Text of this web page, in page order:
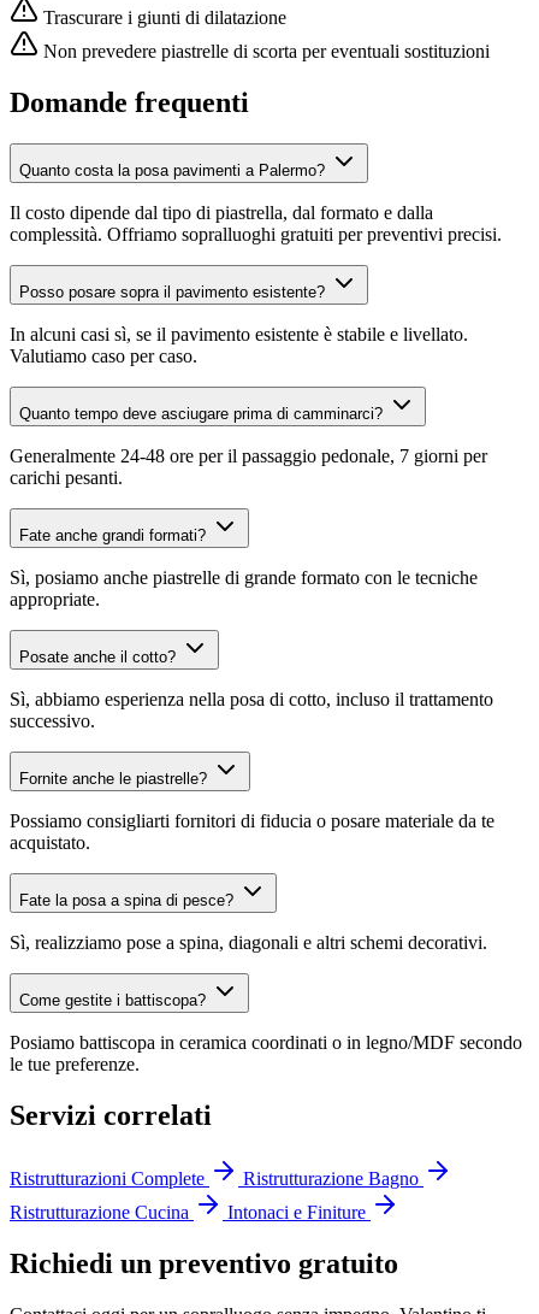
Trascurare i giunti di dilatazione
Non prevedere piastrelle di scorta per eventuali sostituzioni
Domande frequenti
Quanto costa la posa pavimenti a Palermo?
Il costo dipende dal tipo di piastrella, dal formato e dalla
complessità. Offriamo sopralluoghi gratuiti per preventivi precisi.
Posso posare sopra il pavimento esistente?
In alcuni casi sì, se il pavimento esistente è stabile e livellato.
Valutiamo caso per caso.
Quanto tempo deve asciugare prima di camminarci?
Generalmente 24-48 ore per il passaggio pedonale, 7 giorni per
carichi pesanti.
Fate anche grandi formati?
Sì, posiamo anche piastrelle di grande formato con le tecniche
appropriate.
Posate anche il cotto?
Sì, abbiamo esperienza nella posa di cotto, incluso il trattamento
successivo.
Fornite anche le piastrelle?
Possiamo consigliarti fornitori di fiducia o posare materiale da te
acquistato.
Fate la posa a spina di pesce?
Sì, realizziamo pose a spina, diagonali e altri schemi decorativi.
Come gestite i battiscopa?
Posiamo battiscopa in ceramica coordinati o in legno/MDF secondo
le tue preferenze.
Servizi correlati
Ristrutturazioni Complete
Ristrutturazione Bagno
Ristrutturazione Cucina
Intonaci e Finiture
Richiedi un preventivo gratuito